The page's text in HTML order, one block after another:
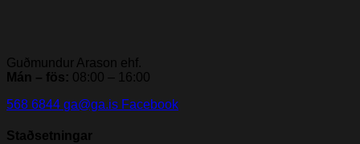
Guðmundur Arason ehf.
Mán – fös: 08:00 – 16:00
568 6844 ga@ga.is Facebook
Staðsetningar